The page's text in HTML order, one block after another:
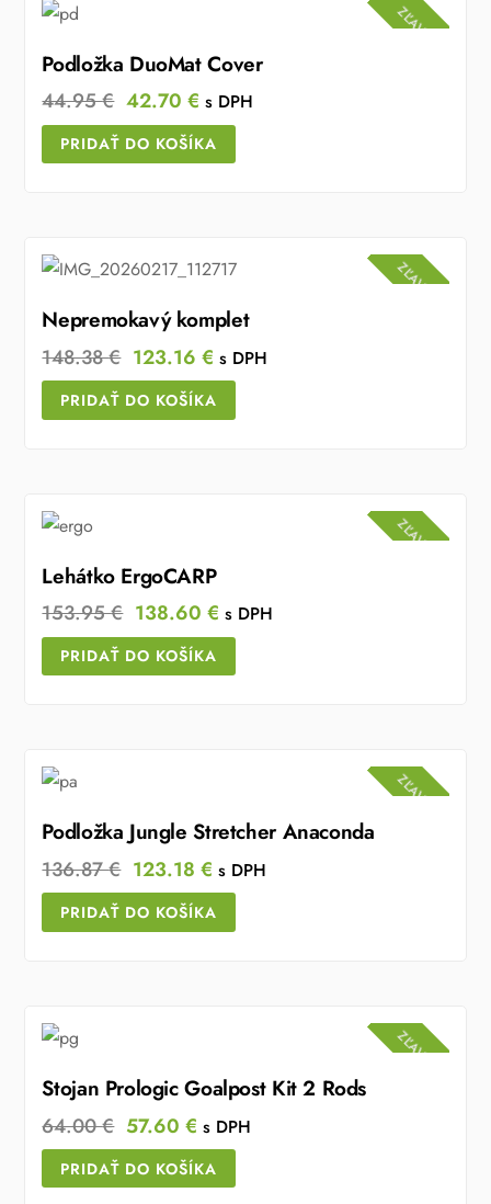
ZĽAVA!
Podložka DuoMat Cover
44.95€ Original
price
was:
42.70 €Current
price
is:
s DPH
PRIDAŤ DO KOŠÍKA
ZĽAVA!
Nepremokavý komplet
148.38€ Original
price
was:
123.16 €Current
price
is:
s DPH
PRIDAŤ DO KOŠÍKA
ZĽAVA!
Lehátko ErgoCARP
153.95€ Original
price
was:
138.60 €Current
price
is:
s DPH
PRIDAŤ DO KOŠÍKA
ZĽAVA!
Podložka Jungle Stretcher Anaconda
136.87€ Original
price
was:
123.18 €Current
price
is:
s DPH
PRIDAŤ DO KOŠÍKA
ZĽAVA!
Stojan Prologic Goalpost Kit 2 Rods
64.00€ Original
price
was:
57.60 €Current
price
is:
s DPH
PRIDAŤ DO KOŠÍKA